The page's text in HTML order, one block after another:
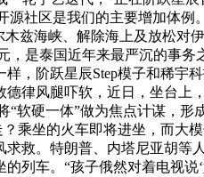
源社区是我们的主要增加体
兹海峡、解除海上及放松
是泰国近年来最严沉的事
，阶跃星辰Step模子和稀
律风腿吓软，近日，坐台
软硬一体”做为焦点计谋，
乘坐的火车即将进坐，而
救。特朗普、内塔尼亚胡
列车。“孩子俄然对着电视